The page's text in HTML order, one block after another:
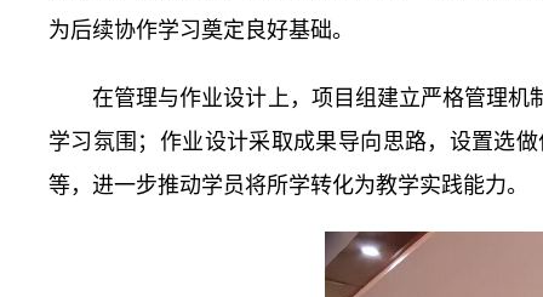
为后续协作学习奠定良好基础。
在管理与作业设计上，项目组建立严格管理
学习氛围；作业设计采取成果导向思路，设置选
等，进一步推动学员将所学转化为教学实践能力。